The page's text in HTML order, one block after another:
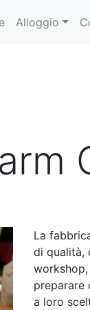
Alloggio
La
di qualità,
preparare
a loro